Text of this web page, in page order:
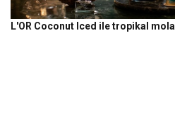
L'OR Coconut Iced ile tropikal mola